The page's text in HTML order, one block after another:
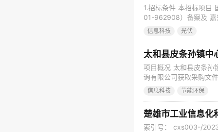
1.招标条件 本招标项目
01-962908）备案及 嘉
为 嘉兴市禾禹产业投
有限公司 。项目已具
信息科技 光伏
太和县皮条孙镇中
项目概况 太和县皮条孙
询有限公司获取采购文
一、项目基本情况 项
校绿化项目（二次）
信息科技 节能环保
楚雄市工业信息化
索引号： cxs003-/